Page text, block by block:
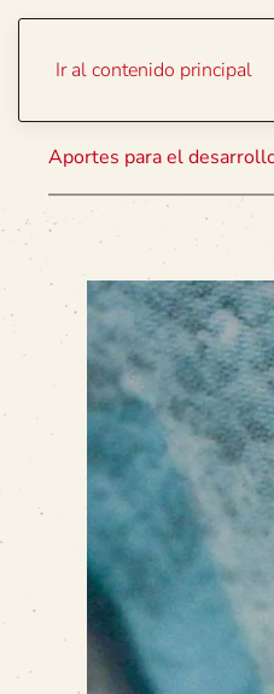
Ir al contenido principal
Aportes para el